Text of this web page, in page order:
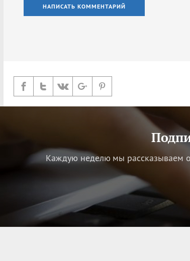
НАПИСАТЬ КОММЕНТАРИЙ
Каждую неделю мы рассказываем о